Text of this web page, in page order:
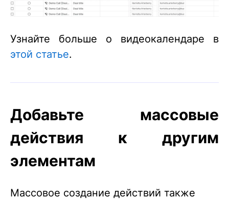
Узнайте больше о видеокалендаре в
этой статье.
Добавьте массовые
действия к другим
элементам
Массовое создание действий также